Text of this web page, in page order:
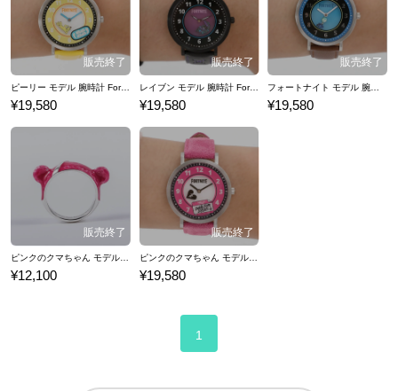
ピーリー モデル 腕時計 Fortnite
¥19,580
レイブン モデル 腕時計 Fortnite
¥19,580 ¥19,580
ピンクのクマちゃん モデル リング Fortnite フォートナイト
¥12,100
ピンクのクマちゃん モデル 腕時計 Fortnite
¥19,580
1